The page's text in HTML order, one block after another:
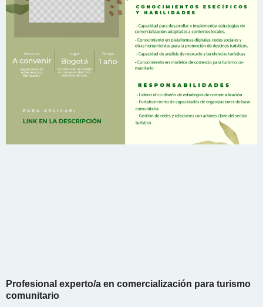
Profesional experto/a en comercialización para turismo
comunitario